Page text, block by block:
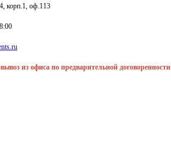
корп.1, оф.113
из офиса по предварительной договоренности